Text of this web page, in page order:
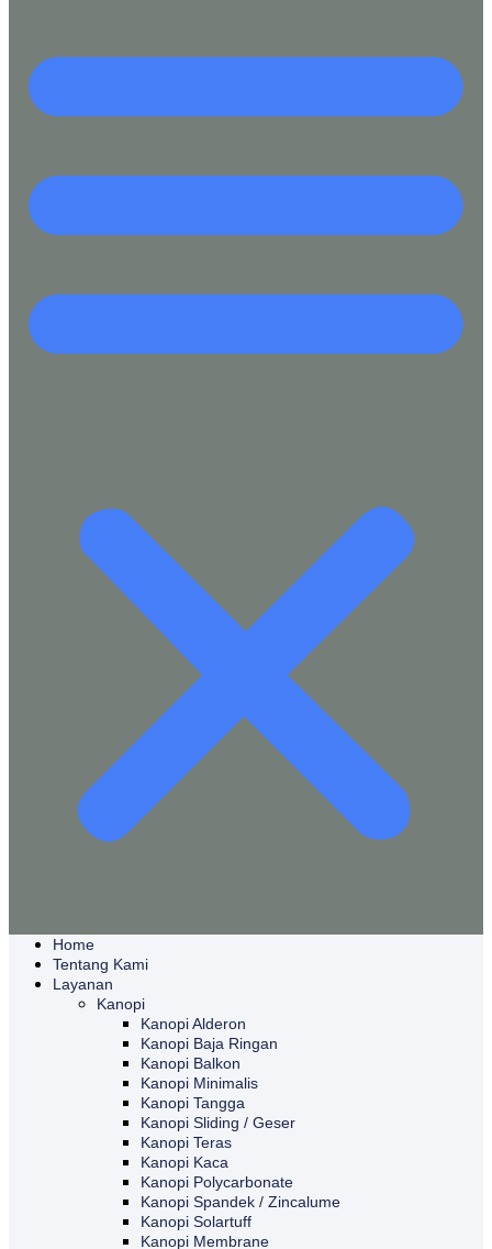
Home
Tentang Kami
Layanan
Kanopi
Kanopi Alderon
Kanopi Baja Ringan
Kanopi Balkon
Kanopi Minimalis
Kanopi Tangga
Kanopi Sliding / Geser
Kanopi Teras
Kanopi Kaca
Kanopi Polycarbonate
Kanopi Spandek / Zincalume
Kanopi Solartuff
Kanopi Membrane